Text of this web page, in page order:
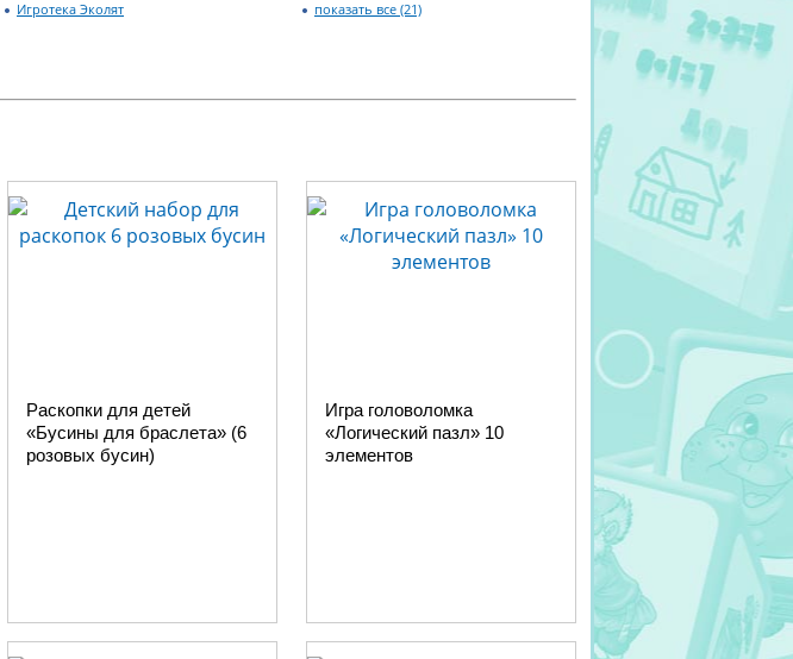
Игротека Эколят
показать все (21)
Раскопки для детей
«Бусины для браслета» (6
розовых бусин)
Игра головоломка
«Логический пазл» 10
элементов